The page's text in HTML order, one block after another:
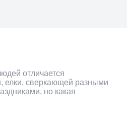
отличается
елки, сверкающей разными
но какая